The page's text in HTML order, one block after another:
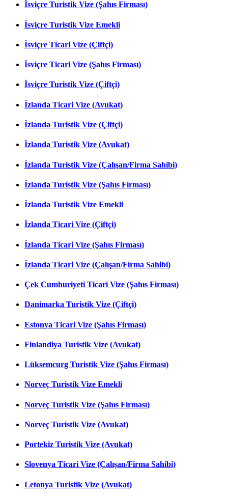
İsviçre Turistik Vize (Şahıs Firması)
İsviçre Turistik Vize Emekli
İsviçre Ticari Vize (Çiftçi)
İsviçre Ticari Vize (Şahıs Firması)
İsviçre Turistik Vize (Çiftçi)
İzlanda Ticari Vize (Avukat)
İzlanda Turistik Vize (Çiftçi)
İzlanda Turistik Vize (Avukat)
İzlanda Turistik Vize (Çalışan/Firma Sahibi)
İzlanda Turistik Vize (Şahıs Firması)
İzlanda Turistik Vize Emekli
İzlanda Ticari Vize (Çiftçi)
İzlanda Ticari Vize (Şahıs Firması)
İzlanda Ticari Vize (Çalışan/Firma Sahibi)
Çek Cumhuriyeti Ticari Vize (Şahıs Firması)
Danimarka Turistik Vize (Çiftçi)
Estonya Ticari Vize (Şahıs Firması)
Finlandiya Turistik Vize (Avukat)
Lüksemcurg Turistik Vize (Şahıs Firması)
Norveç Turistik Vize Emekli
Norveç Turistik Vize (Şahıs Firması)
Norveç Turistik Vize (Avukat)
Portekiz Turistik Vize (Avukat)
Slovenya Ticari Vize (Çalışan/Firma Sahibi)
Letonya Turistik Vize (Avukat)